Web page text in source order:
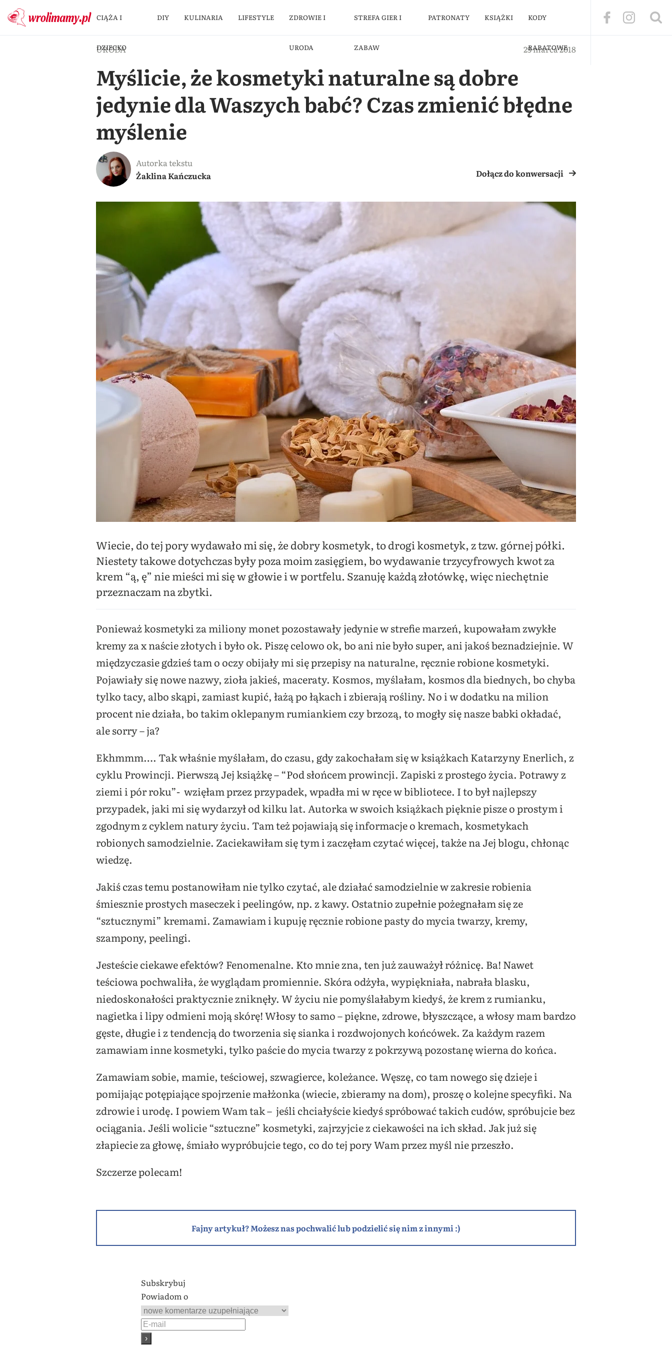
CIĄŻA I
DZIECKO
DIY KULINARIA LIFESTYLE ZDROWIE I
URODA
STREFA GIER I
ZABAW
PATRONATY KSIĄŻKI KODY
RABATOWE
URODA 29 marca 2018
Myślicie, że kosmetyki naturalne są dobre
jedynie dla Waszych babć? Czas zmienić błędne
myślenie
Autorka tekstu
Żaklina Kańczucka
Dołącz do konwersacji
Wiecie, do tej pory wydawało mi się, że dobry kosmetyk, to drogi kosmetyk, z tzw. górnej półki.
Niestety takowe dotychczas były poza moim zasięgiem, bo wydawanie trzycyfrowych kwot za
krem “ą, ę” nie mieści mi się w głowie i w portfelu. Szanuję każdą złotówkę, więc niechętnie
przeznaczam na zbytki.
Ponieważ kosmetyki za miliony monet pozostawały jedynie w strefie marzeń, kupowałam zwykłe
kremy za x naście złotych i było ok. Piszę celowo ok, bo ani nie było super, ani jakoś beznadziejnie. W
międzyczasie gdzieś tam o oczy obijały mi się przepisy na naturalne, ręcznie robione kosmetyki.
Pojawiały się nowe nazwy, zioła jakieś, maceraty. Kosmos, myślałam, kosmos dla biednych, bo chyba
tylko tacy, albo skąpi, zamiast kupić, łażą po łąkach i zbierają rośliny. No i w dodatku na milion
procent nie działa, bo takim oklepanym rumiankiem czy brzozą, to mogły się nasze babki okładać,
ale sorry – ja?
Ekhmmm…. Tak właśnie myślałam, do czasu, gdy zakochałam się w książkach Katarzyny Enerlich, z
cyklu Prowincji. Pierwszą Jej książkę – “Pod słońcem prowincji. Zapiski z prostego życia. Potrawy z
ziemi i pór roku”- wzięłam przez przypadek, wpadła mi w ręce w bibliotece. I to był najlepszy
przypadek, jaki mi się wydarzył od kilku lat. Autorka w swoich książkach pięknie pisze o prostym i
zgodnym z cyklem natury życiu. Tam też pojawiają się informacje o kremach, kosmetykach
robionych samodzielnie. Zaciekawiłam się tym i zaczęłam czytać więcej, także na Jej blogu, chłonąc
wiedzę.
Jakiś czas temu postanowiłam nie tylko czytać, ale działać samodzielnie w zakresie robienia
śmiesznie prostych maseczek i peelingów, np. z kawy. Ostatnio zupełnie pożegnałam się ze
“sztucznymi” kremami. Zamawiam i kupuję ręcznie robione pasty do mycia twarzy, kremy,
szampony, peelingi.
Jesteście ciekawe efektów? Fenomenalne. Kto mnie zna, ten już zauważył różnicę. Ba! Nawet
teściowa pochwaliła, że wyglądam promiennie. Skóra odżyła, wypiękniała, nabrała blasku,
niedoskonałości praktycznie zniknęły. W życiu nie pomyślałabym kiedyś, że krem z rumianku,
nagietka i lipy odmieni moją skórę! Włosy to samo – piękne, zdrowe, błyszczące, a włosy mam bardzo
gęste, długie i z tendencją do tworzenia się sianka i rozdwojonych końcówek. Za każdym razem
zamawiam inne kosmetyki, tylko paście do mycia twarzy z pokrzywą pozostanę wierna do końca.
Zamawiam sobie, mamie, teściowej, szwagierce, koleżance. Węszę, co tam nowego się dzieje i
pomijając potępiające spojrzenie małżonka (wiecie, zbieramy na dom), proszę o kolejne specyfiki. Na
zdrowie i urodę. I powiem Wam tak – jeśli chciałyście kiedyś spróbować takich cudów, spróbujcie bez
ociągania. Jeśli wolicie “sztuczne” kosmetyki, zajrzyjcie z ciekawości na ich skład. Jak już się
złapiecie za głowę, śmiało wypróbujcie tego, co do tej pory Wam przez myśl nie przeszło.
Szczerze polecam!
Fajny artykuł? Możesz nas pochwalić lub podzielić się nim z innymi :)
Subskrybuj
Powiadom o